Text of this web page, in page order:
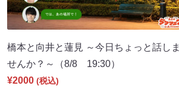
橋本と向井と蓮見 ～今日ちょっと話しま
せんか？～（8/8 19:30）
¥2000 (税込)